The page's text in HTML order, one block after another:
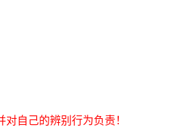
自己的辨别行为负责！